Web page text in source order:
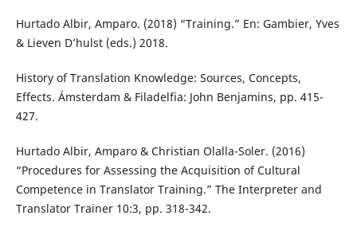
Hurtado Albir, Amparo. (2018) “Training.” En: Gambier, Yves
& Lieven D’hulst (eds.) 2018.
History of Translation Knowledge: Sources, Concepts,
Effects. Ámsterdam & Filadelfia: John Benjamins, pp. 415-
427.
Hurtado Albir, Amparo & Christian Olalla-Soler. (2016)
“Procedures for Assessing the Acquisition of Cultural
Competence in Translator Training.” The Interpreter and
Translator Trainer 10:3, pp. 318-342.